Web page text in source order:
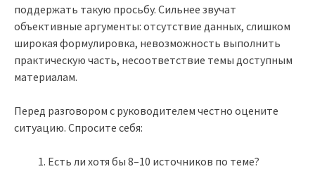
поддержать такую просьбу. Сильнее звучат
объективные аргументы: отсутствие данных, слишком
широкая формулировка, невозможность выполнить
практическую часть, несоответствие темы доступным
материалам.
Перед разговором с руководителем честно оцените
ситуацию. Спросите себя:
Есть ли хотя бы 8–10 источников по теме?